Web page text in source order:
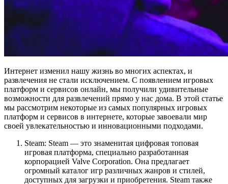
Интернет изменил нашу жизнь во многих аспектах, и
развлечения не стали исключением. С появлением игровых
платформ и сервисов онлайн, мы получили удивительные
возможности для развлечений прямо у нас дома. В этой статье
мы рассмотрим некоторые из самых популярных игровых
платформ и сервисов в интернете, которые завоевали мир
своей увлекательностью и инновационными подходами.
Steam: Steam — это знаменитая цифровая топовая
игровая платформа, специально разработанная
корпорацией Valve Corporation. Она предлагает
огромный каталог игр различных жанров и стилей,
доступных для загрузки и приобретения. Steam также